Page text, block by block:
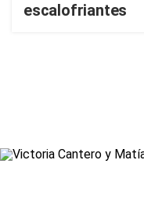
escalofriantes